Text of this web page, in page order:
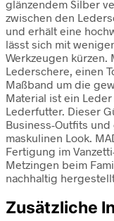
glänzendem Silber
zwischen den
und erhält eine
lässt sich mit
Werkzeugen
Lederschere, einen
Maßband um die
Material ist ein
Lederfutter. Dieser
Business-Outfits
maskulinen Look.
Fertigung im
Metzingen beim
nachhaltig
Zusätzliche